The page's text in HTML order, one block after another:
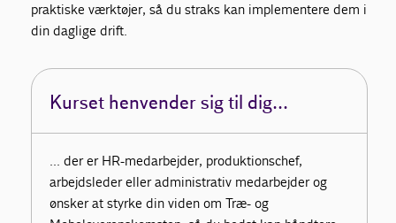
praktiske værktøjer, så du straks kan implementere dem i
din daglige drift.
Kurset henvender sig til dig...
... der er HR-medarbejder, produktionschef,
arbejdsleder eller administrativ medarbejder og
ønsker at styrke din viden om Træ- og